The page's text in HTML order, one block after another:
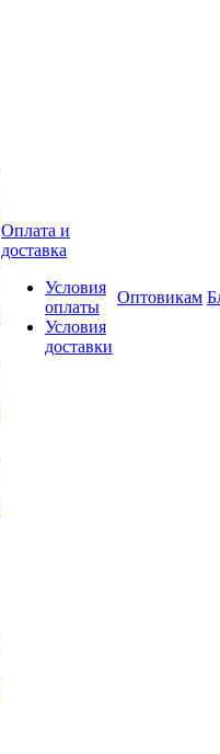
Оплата и
доставка
Условия
оплаты
Условия
доставки
Оптовикам